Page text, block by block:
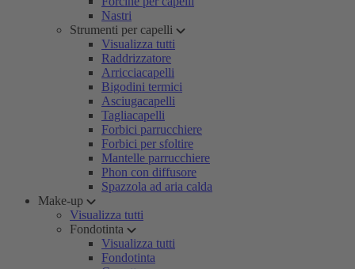
Nastri
Strumenti per capelli
Visualizza tutti
Raddrizzatore
Arricciacapelli
Bigodini termici
Asciugacapelli
Tagliacapelli
Forbici parrucchiere
Forbici per sfoltire
Mantelle parrucchiere
Phon con diffusore
Spazzola ad aria calda
Make-up
Visualizza tutti
Fondotinta
Visualizza tutti
Fondotinta